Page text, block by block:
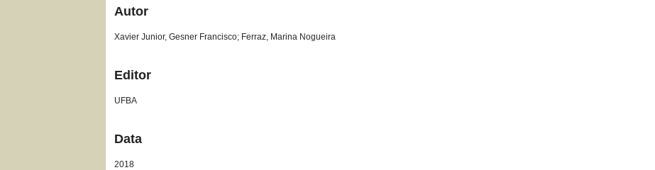
Autor
Xavier Junior, Gesner Francisco; Ferraz, Marina Nogueira
Editor
UFBA
Data
2018